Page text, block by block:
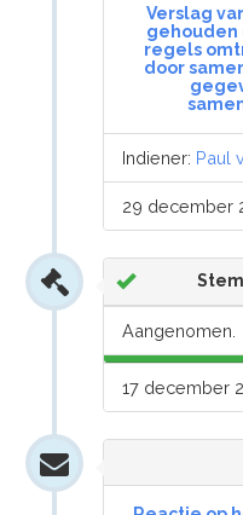
Verslag
gehouden
regels
door
Indiener: Paul
29 december
Aangenomen.
17 december